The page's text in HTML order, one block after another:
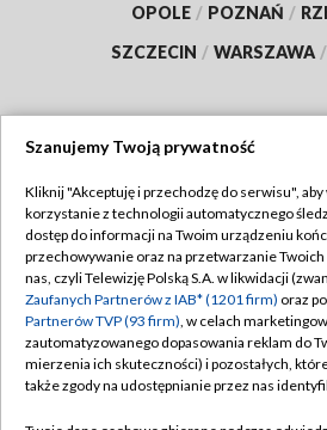
OPOLE / POZNAŃ /
SZCZECIN / WARSZAWA /
TVP
Abonament TVP
Emisja w TVP
Centrum informacji TVP
Naziemna Telewizja Cyfrowa
Regulamin
Polityka
Moje zgody
Pomoc
Szanujemy Twoją prywatność
Kliknij "Akceptuję i przechodzę do serwisu", aby
korzystanie z technologii automatycznego
dostęp do informacji na Twoim urządzeniu
przechowywanie oraz na przetwarzanie
nas, czyli Telewizję Polską S.A. w likwidacji
Zaufanych Partnerów z IAB* (1201 firm) oraz
Partnerów TVP (93 firm), w celach
zautomatyzowanego dopasowania reklam do
mierzenia ich skuteczności) i pozostałych,
także zgody na udostępnianie przez nas